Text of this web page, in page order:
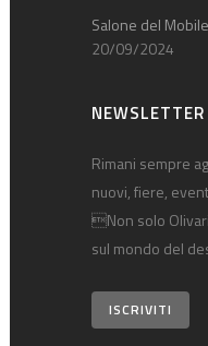
Salone del
20/09/2024
NEWSLETTER
Rimani sempre
nuovi, fiere,
Non solo
sul mondo del
ISCRIVITI